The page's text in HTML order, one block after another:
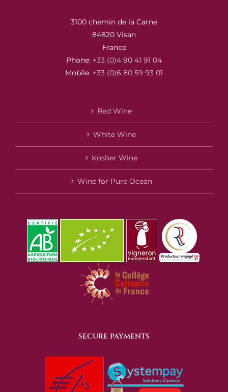
3100 chemin de la Carne
84820 Visan
France
Phone: +33 (0)4 90 41 91 04
Mobile: +33 (0)6 80 59 93 01
Red Wine
White Wine
Kosher Wine
Wine for Pure Ocean
SECURE PAYMENTS